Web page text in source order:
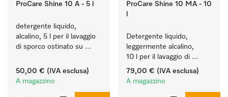
ProCare Shine 10 A - 5 l
detergente liquido,
alcalino, 5 l per il lavaggio
di sporco ostinato su
bicchieri.
50,00 € (IVA esclusa)
A magazzino
ProCare Shine 10 MA - 10
Detergente liquido,
leggermente alcalino,
10 l per il lavaggio di
sporco leggero su
stoviglie, posate e
79,00 € (IVA esclusa)
A magazzino